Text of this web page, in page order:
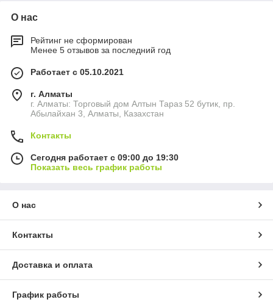
О нас
Рейтинг не сформирован
Менее 5 отзывов за последний год
Работает с 05.10.2021
г. Алматы
г. Алматы: Торговый дом Алтын Тараз 52 бутик, пр.
Абылайхан 3, Алматы, Казахстан
Контакты
Сегодня работает с 09:00 до 19:30
Показать весь график работы
О нас
Контакты
Доставка и оплата
График работы